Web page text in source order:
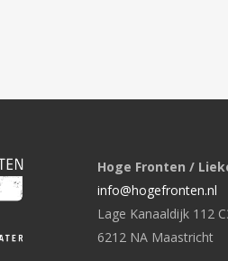
Hoge Fronten /
info@hogefronten.nl
Lage Kanaaldijk 112
6212 NA Maastricht